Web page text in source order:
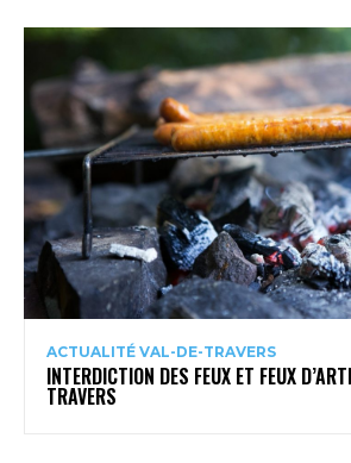
ACTUALITÉ VAL-DE-TRAVERS
INTERDICTION DES FEUX ET FEUX
TRAVERS